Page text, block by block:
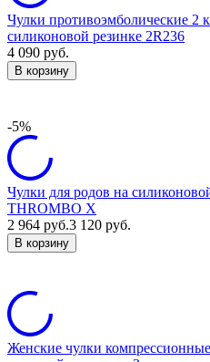
Чулки противоэмболические 2
силиконовой резинке 2R236
4 090 руб.
В корзину
-5%
Чулки для родов на
THROMBO X
2 964 руб.3 120 руб.
В корзину
Женские чулки